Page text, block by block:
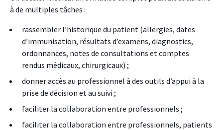
à de multiples tâches :
rassembler l’historique du patient (allergies, dates
d’immunisation, résultats d’examens, diagnostics,
ordonnances, notes de consultations et comptes
rendus médicaux, chirurgicaux) ;
donner accès au professionnel à des outils d’appui à la
prise de décision et au suivi ;
faciliter la collaboration entre professionnels ;
faciliter la collaboration entre professionnels, patients